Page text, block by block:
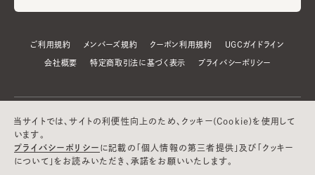
ご利用規約 メンバーズ規約 クーポン利用規約 UGCガイドライン
会社概要 特定商取引法に基づく表示 プライバシーポリシー
当サイトでは、サイトの利便性向上のため、クッキー(Cookie)を使用して
います。
プライバシーポリシー に記載の「個人情報の第三者提供」及び「クッキー
について」をお読みいただき、承諾をお願いいたします。